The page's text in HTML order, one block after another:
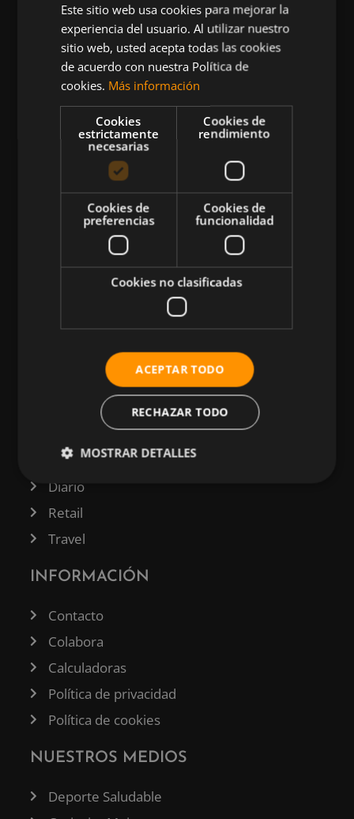
Queremos mantenerte al día en temas de
deportes, fitness, nutrición, salud, recetas
saludables y tecnología aplicada al deporte y la
vida sana.
CATEGORÍAS
Atletismo
Musculación
Más Deportes
Tecnología
Diario
Retail
Travel
INFORMACIÓN
Contacto
Colabora
Calculadoras
Política de privacidad
Política de cookies
NUESTROS MEDIOS
Deporte Saludable
Este sitio web usa cookies para mejorar la
experiencia del usuario. Al utilizar nuestro
sitio web, usted acepta todas las cookies
de acuerdo con nuestra Política de
cookies. Más información
Cookies
estrictamente
necesarias
Cookies de
rendimiento
Cookies de
preferencias
Cookies de
funcionalidad
Cookies no clasificadas
ACEPTAR TODO
RECHAZAR TODO
MOSTRAR DETALLES